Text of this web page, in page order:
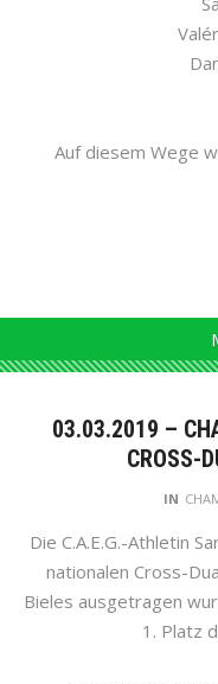
Auf diesem Wege
03.03.2019 –
CROSS-
IN
Die C.A.E.G.-Athletin
nationalen Cross-
Bieles ausgetragen
1. Platz